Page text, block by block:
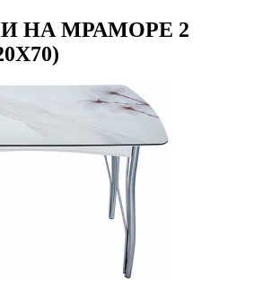
НА МРАМОРЕ 2